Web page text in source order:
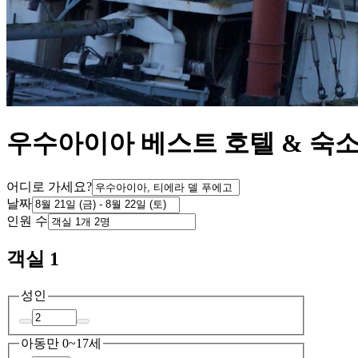
우수아이아 베스트 호텔 & 숙
어디로 가세요?
날짜
인원 수
객실 1
성인
아동만 0~17세